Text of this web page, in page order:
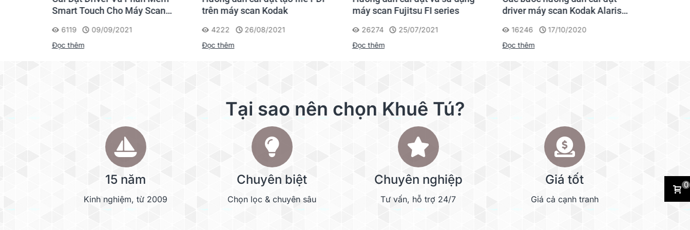
Smart Touch Cho Máy Scan
6119
09/09/2021
Đọc thêm
trên máy scan Kodak
4222
26/08/2021
Đọc thêm
máy scan Fujitsu FI series
26274
25/07/2021
Đọc thêm
driver máy scan Kodak Alaris
16246
17/10/2020
Đọc thêm
Tại sao nên chọn Khuê Tú?
15 năm
Kinh nghiệm, từ 2009
Chuyên biệt
Chọn lọc & chuyên sâu
Chuyên nghiệp
Tư vấn, hỗ trợ 24/7
Giá tốt
Giá cả cạnh tranh
0